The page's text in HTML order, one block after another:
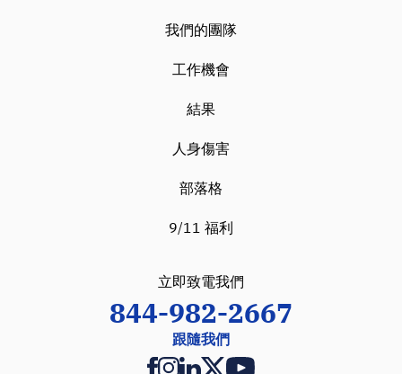
我們的團隊
工作機會
結果
人身傷害
部落格
9/11 福利
立即致電我們
844-982-2667
跟隨我們